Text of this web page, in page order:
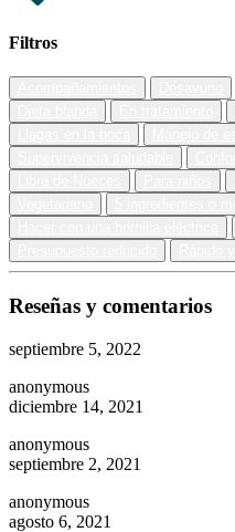
Filtros
Reseñas y comentarios
septiembre 5, 2022
anonymous
diciembre 14, 2021
anonymous
septiembre 2, 2021
anonymous
agosto 6, 2021